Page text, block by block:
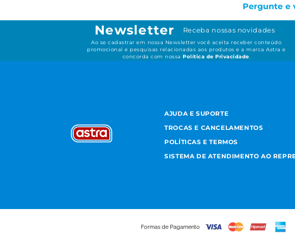
Pergunte e
Newsletter Receba nossas novidades
Ao se cadastrar em nossa Newsletter você aceita receber conteúdo
promocional e pesquisas relacionadas aos produtos e a marca Astra e
concorda com nossaPolítica de Privacidade.
AJUDA E SUPORTE
TROCAS E CANCELAMENTOS
POLÍTICAS E TERMOS
SISTEMA DE ATENDIMENTO AO
Formas de Pagamento